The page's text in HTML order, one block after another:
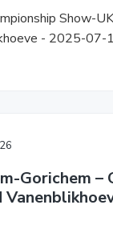
Show-
- 2025-07-
Gorichem –